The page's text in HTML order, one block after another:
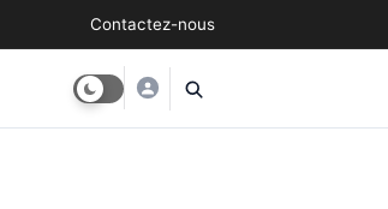
Contactez-nous